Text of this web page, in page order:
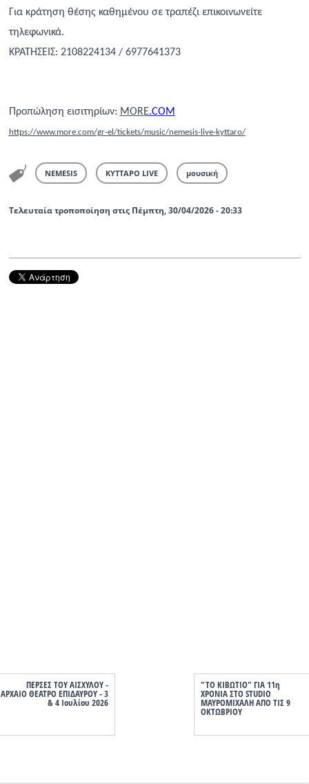
Για κράτηση θέσης καθημένου σε τραπέζι επικοινωνείτε
τηλεφωνικά.
ΚΡΑΤΗΣΕΙΣ: 2108224134 / 6977641373
Προπώληση εισιτηρίων: MORE.COM
https://www.more.com/gr-el/tickets/music/nemesis-live-kyttaro/
NEMESIS ΚΥΤΤΑΡΟ LIVE μουσική
Τελευταία τροποποίηση στις Πέμπτη, 30/04/2026 - 20:33
ΠΕΡΣΕΣ ΤΟΥ ΑΙΣΧΥΛΟΥ -
ΑΡΧΑΙΟ ΘΕΑΤΡΟ ΕΠΙΔΑΥΡΟΥ - 3
& 4 Ιουλίου 2026
"ΤΟ ΚΙΒΩΤΙΟ" ΓΙΑ 11η
ΧΡΟΝΙΑ ΣΤΟ STUDIO
ΜΑΥΡΟΜΙΧΑΛΗ ΑΠΟ ΤΙΣ 9
ΟΚΤΩΒΡΙΟΥ